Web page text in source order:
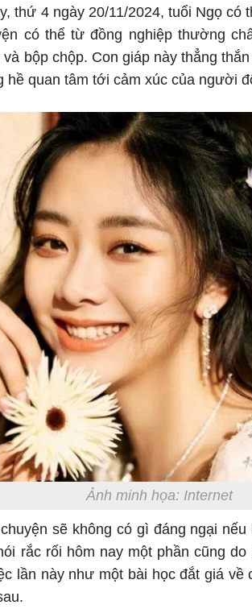
thứ 4 ngày 20/11/2024, tuổi Ngọ có
có thể từ đồng nghiệp thường
và bộp chộp. Con giáp này thẳng
hề quan tâm tới cảm xúc của người
Ảnh minh họa: Internet
sẽ không có gì đáng ngại
rắc rối hôm nay một phần cũng
lần này như một bài học đắt giá